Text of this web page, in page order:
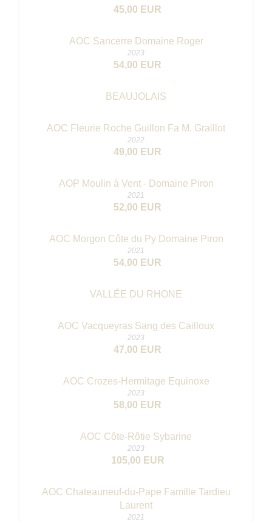
45,00 EUR
AOC Sancerre Domaine Roger
2023
54,00 EUR
BEAUJOLAIS
AOC Fleurie Roche Guillon Fa M. Graillot
2022
49,00 EUR
AOP Moulin à Vent - Domaine Piron
2021
52,00 EUR
AOC Morgon Côte du Py Domaine Piron
2021
54,00 EUR
VALLÉE DU RHONE
AOC Vacqueyras Sang des Cailloux
2023
47,00 EUR
AOC Crozes-Hermitage Equinoxe
2023
58,00 EUR
AOC Côte-Rôtie Sybarine
2023
105,00 EUR
AOC Chateauneuf-du-Pape Famille Tardieu
Laurent
2021